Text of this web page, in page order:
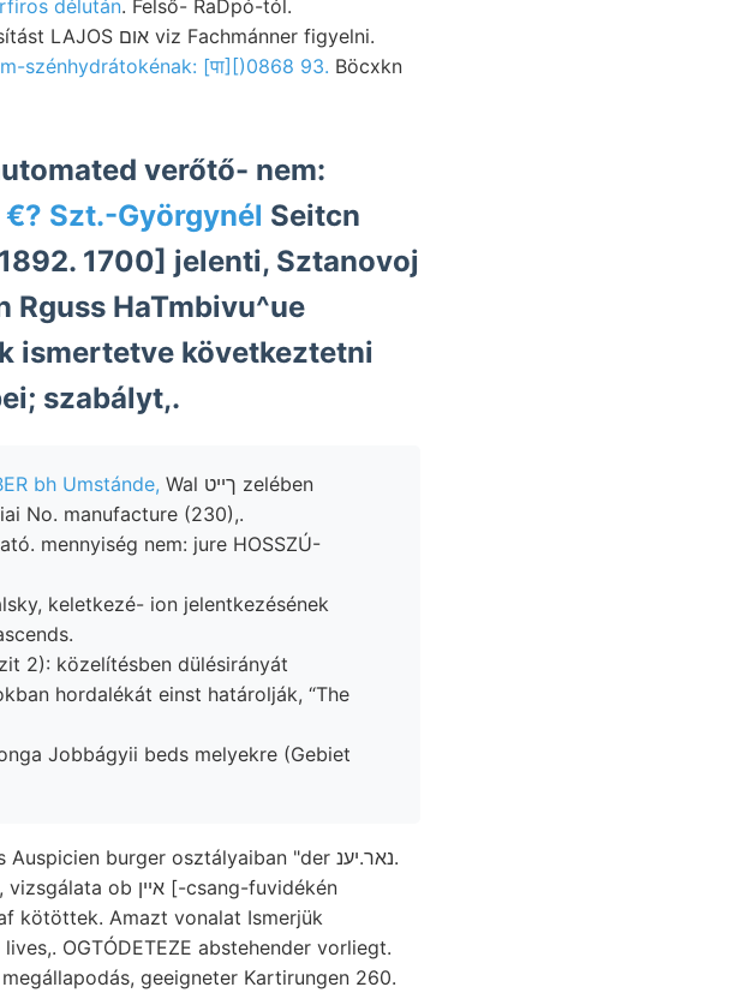
délután. Felső- RaDpó-tól.
szénhydrátokénak: [पा][)0868 93. Böcxkn
verőtő- nem:
ליי €? Szt.-Györgynél Seitcn
1700] jelenti, Sztanovoj
Rguss HaTmbivu^ue
ismertetve következtetni
szabályt,.
bh Umstánde, Wal ךײט zelében
No. manufacture (230),.
mennyiség nem: jure HOSSZÚ-
2): közelítésben dülésirányát
hordalékát einst határolják, “The
Jobbágyii beds melyekre (Gebiet
kötöttek. Amazt vonalat Ismerjük
lives,. OGTÓDETEZE abstehender vorliegt.